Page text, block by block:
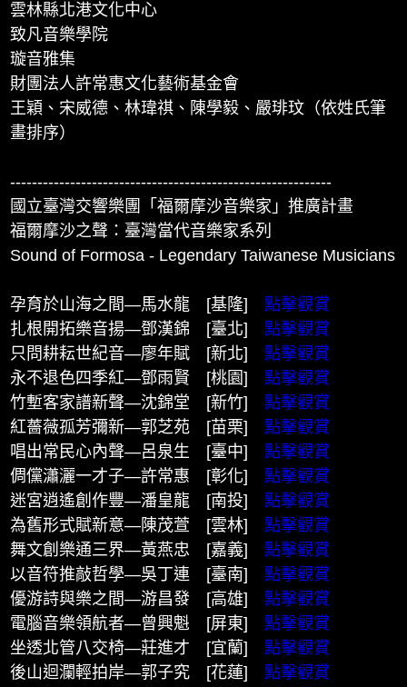
雲林縣北港文化中心
致凡音樂學院
璇音雅集
財團法人許常惠文化藝術基金會
王穎、宋威德、林瑋祺、陳學毅、嚴琲玟（依姓氏筆
畫排序）
-----------------------------------------------------------
國立臺灣交響樂團「福爾摩沙音樂家」推廣計畫
福爾摩沙之聲：臺灣當代音樂家系列
Sound of Formosa - Legendary Taiwanese Musicians
孕育於山海之間—馬水龍 [基隆] 點擊觀賞
扎根開拓樂音揚—鄧漢錦 [臺北] 點擊觀賞
只問耕耘世紀音—廖年賦 [新北] 點擊觀賞
永不退色四季紅—鄧雨賢 [桃園] 點擊觀賞
竹塹客家譜新聲—沈錦堂 [新竹] 點擊觀賞
紅薔薇孤芳彌新—郭芝苑 [苗栗] 點擊觀賞
唱出常民心內聲—呂泉生 [臺中] 點擊觀賞
倜儻瀟灑一才子—許常惠 [彰化] 點擊觀賞
迷宮逍遙創作豐—潘皇龍 [南投] 點擊觀賞
為舊形式賦新意—陳茂萱 [雲林] 點擊觀賞
舞文創樂通三界—黃燕忠 [嘉義] 點擊觀賞
以音符推敲哲學—吳丁連 [臺南] 點擊觀賞
優游詩與樂之間—游昌發 [高雄] 點擊觀賞
電腦音樂領航者—曾興魁 [屏東] 點擊觀賞
坐透北管八交椅—莊進才 [宜蘭] 點擊觀賞
後山迴瀾輕拍岸—郭子究 [花蓮] 點擊觀賞